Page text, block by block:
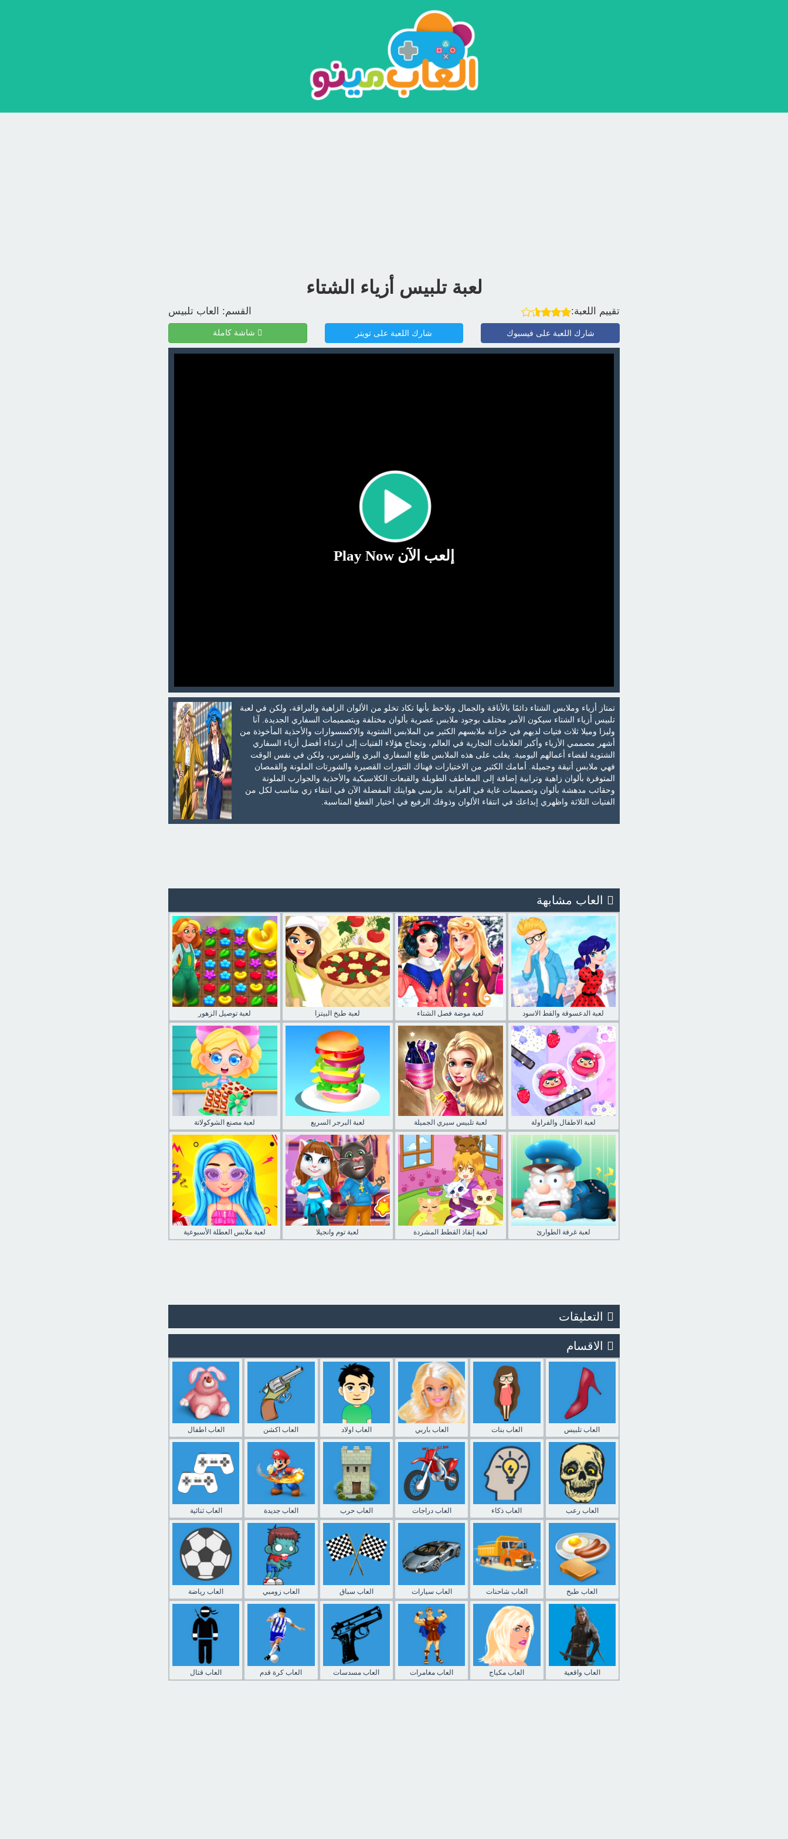
لعبة تلبيس أزياء الشتاء
القسم: العاب تلبيس تقييم اللعبة:
شاشة كاملة شارك اللعبة على تويتر شارك اللعبة على فيسبوك
إلعب الآن Play Now
تمتاز أزياء وملابس الشتاء دائمًا بالأناقة والجمال ونلاحظ بأنها تكاد تخلو من الألوان الزاهية والبراقة، ولكن في لعبة
تلبيس أزياء الشتاء سيكون الأمر مختلف بوجود ملابس عصرية بألوان مختلفة وبتصميمات السفاري الجديدة. آنا
وليزا وميلا ثلاث فتيات لديهم في خزانة ملابسهم الكثير من الملابس الشتوية والاكسسوارات والأحذية المأخوذة من
أشهر مصممي الأزياء وأكبر العلامات التجارية في العالم، وتحتاج هؤلاء الفتيات إلى ارتداء أفضل أزياء السفاري
الشتوية لقضاء أعمالهم اليومية. يغلب على هذه الملابس طابع السفاري البري والشرس، ولكن في نفس الوقت
فهي ملابس أنيقة وجميلة. أمامك الكثير من الاختيارات فهناك التنورات القصيرة والشورتات الملونة والقمصان
المتوفرة بألوان زاهية وترابية إضافة إلى المعاطف الطويلة والقبعات الكلاسيكية والأحذية والجوارب الملونة
وحقائب مدهشة بألوان وتصميمات غاية في الغرابة. مارسي هوايتك المفضلة الآن في انتقاء زي مناسب لكل من
الفتيات الثلاثة واظهري إبداعك في انتقاء الألوان وذوقك الرفيع في اختيار القطع المناسبة.
العاب مشابهة
لعبة توصيل الزهور لعبة طبخ البيتزا لعبة موضة فصل الشتاء لعبة الدعسوقة والقط الاسود
لعبة مصنع الشوكولاتة لعبة البرجر السريع لعبة تلبيس سيري الجميلة لعبة الاطفال والفراولة
لعبة ملابس العطلة الأسبوعية لعبة توم وانجيلا لعبة إنقاذ القطط المشردة لعبة غرفة الطوارئ
التعليقات
الاقسام
العاب اطفال العاب اكشن العاب اولاد العاب باربي العاب بنات العاب تلبيس
العاب ثنائية العاب جديدة العاب حرب العاب دراجات العاب ذكاء العاب رعب
العاب رياضة العاب زومبي العاب سباق العاب سيارات العاب شاحنات العاب طبخ
العاب قتال العاب كرة قدم العاب مسدسات العاب مغامرات العاب مكياج العاب واقعية